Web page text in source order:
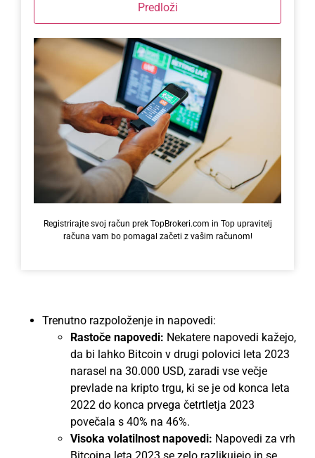
Predloži
Registrirajte svoj račun prek TopBrokeri.com in Top upravitelj
računa vam bo pomagal začeti z vašim računom!
Trenutno razpoloženje in napovedi:
Rastoče napovedi: Nekatere napovedi kažejo,
da bi lahko Bitcoin v drugi polovici leta 2023
narasel na 30.000 USD, zaradi vse večje
prevlade na kripto trgu, ki se je od konca leta
2022 do konca prvega četrtletja 2023
povečala s 40% na 46%.
Visoka volatilnost napovedi: Napovedi za vrh